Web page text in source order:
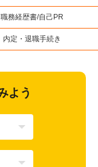
職務経歴書/自己PR
内定・退職手続き
よう